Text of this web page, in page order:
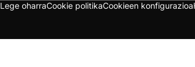
Lege oharraCookie politikaCookieen konfigurazioa